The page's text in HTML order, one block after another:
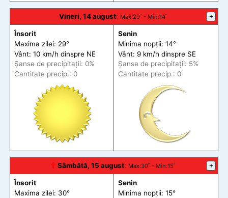
Vineri, 14 august: Max:29˚ - Min:14˚ +
Însorit
Maxima zilei: 29°
Vânt: 10 km/h dinspre NE
Șanse de precipitații: 0%
Cantitate precip.: 0
Senin
Minima nopții: 14°
Vânt: 9 km/h dinspre SE
Șanse de precipitații: 5%
Cantitate precip.: 0
🕆 Sâmbătă, 15 august: Max:30˚ - Min:15˚ +
Însorit
Maxima zilei: 30°
Senin
Minima nopții: 15°